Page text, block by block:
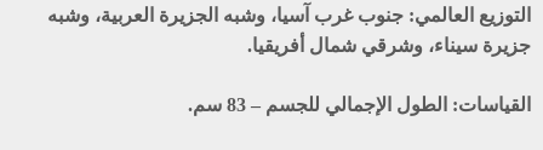
التوزيع العالمي: جنوب غرب آسيا، وشبه الجزيرة العربية، وشبه
جزيرة سيناء، وشرقي شمال أفريقيا.
القياسات: الطول الإجمالي للجسم – 83 سم.